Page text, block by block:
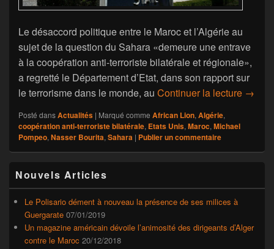
Le désaccord politique entre le Maroc et l’Algérie au
sujet de la question du Sahara «demeure une entrave
à la coopération anti-terroriste bilatérale et régionale»,
a regretté le Département d’Etat, dans son rapport sur
le terrorisme dans le monde, au Continuer la lecture →
Posté dansActualités | Marqué comme African Lion,Algérie,
coopération anti-terroriste bilatérale, Etats Unis,Maroc,Michael
Pompeo,Nasser Bourita,Sahara | Publier un commentaire
principale
de
widget
barre
latérale
Nouvels Articles
Le Polisario dément à nouveau la présence de ses milices à
Guergarate 07/01/2019
Un magazine américain dévoile l’animosité des dirigeants d’Alger
contre le Maroc 20/12/2018